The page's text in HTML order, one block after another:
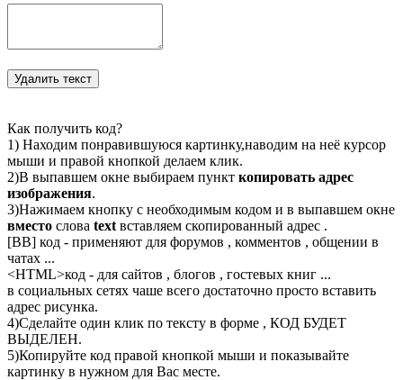
Как получить код?
1) Находим понравившуюся картинку,наводим на неё курсор
мыши и правой кнопкой делаем клик.
2)В выпавшем окне выбираем пункт копировать адрес
изображения.
3)Нажимаем кнопку с необходимым кодом и в выпавшем окне
вместо слова text вставляем скопированный адрес .
[BB] код - применяют для форумов , комментов , общении в
чатах ...
<HTML>код - для сайтов , блогов , гостевых книг ...
в социальных сетях чаше всего достаточно просто вставить
адрес рисунка.
4)Сделайте один клик по тексту в форме , КОД БУДЕТ
ВЫДЕЛЕН.
5)Копируйте код правой кнопкой мыши и показывайте
картинку в нужном для Вас месте.